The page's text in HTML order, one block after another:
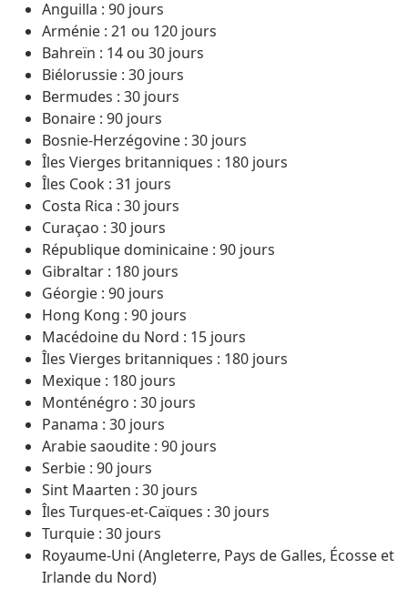
Anguilla : 90 jours
Arménie : 21 ou 120 jours
Bahreïn : 14 ou 30 jours
Biélorussie : 30 jours
Bermudes : 30 jours
Bonaire : 90 jours
Bosnie-Herzégovine : 30 jours
Îles Vierges britanniques : 180 jours
Îles Cook : 31 jours
Costa Rica : 30 jours
Curaçao : 30 jours
République dominicaine : 90 jours
Gibraltar : 180 jours
Géorgie : 90 jours
Hong Kong : 90 jours
Macédoine du Nord : 15 jours
Îles Vierges britanniques : 180 jours
Mexique : 180 jours
Monténégro : 30 jours
Panama : 30 jours
Arabie saoudite : 90 jours
Serbie : 90 jours
Sint Maarten : 30 jours
Îles Turques-et-Caïques : 30 jours
Turquie : 30 jours
Royaume-Uni (Angleterre, Pays de Galles, Écosse et
Irlande du Nord)